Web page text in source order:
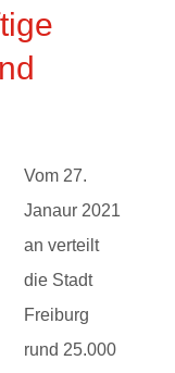
Vom 27.
Janaur 2021
an verteilt
die Stadt
Freiburg
rund 25.000